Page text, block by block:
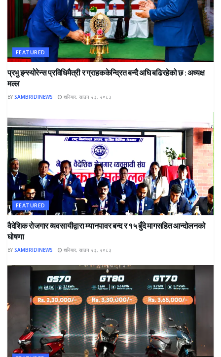
FEATURED
प्रभु इन्स्योरेन्स प्रविधिमैत्री र ग्राहककेन्द्रित बन्दै अघि बढिरहेको छ : अध्यक्ष
मल्ल
BY SAMBRIDINEWS शनिबार, साउन २३, २०८३
FEATURED
वैदेशिक रोजगार व्यवसायीद्वारा म्यानपावर बन्द र १५ बुँदे मागसहित आन्दोलनको
घोषणा
BY SAMBRIDINEWS शनिबार, साउन २३, २०८३